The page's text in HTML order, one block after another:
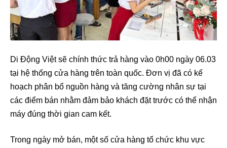
Di Động Việt sẽ chính thức trả hàng vào 0h00 ngày 06.03
tại hệ thống cửa hàng trên toàn quốc. Đơn vị đã có kế
hoạch phân bổ nguồn hàng và tăng cường nhân sự tại
các điểm bán nhằm đảm bảo khách đặt trước có thể nhận
máy đúng thời gian cam kết.
Trong ngày mở bán, một số cửa hàng tổ chức khu vực